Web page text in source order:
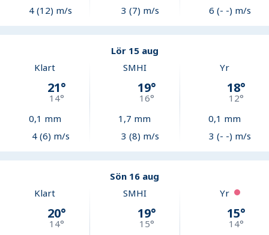
4 (12) m/s
3 (7) m/s
6 (- -) m/s
Lör 15 aug
Klart
21°
14°
0,1 mm
4 (6) m/s
SMHI
19°
16°
1,7 mm
3 (8) m/s
Yr
18°
12°
0,1 mm
3 (- -) m/s
Sön 16 aug
Klart
20°
14°
SMHI
19°
15°
Yr
15°
14°